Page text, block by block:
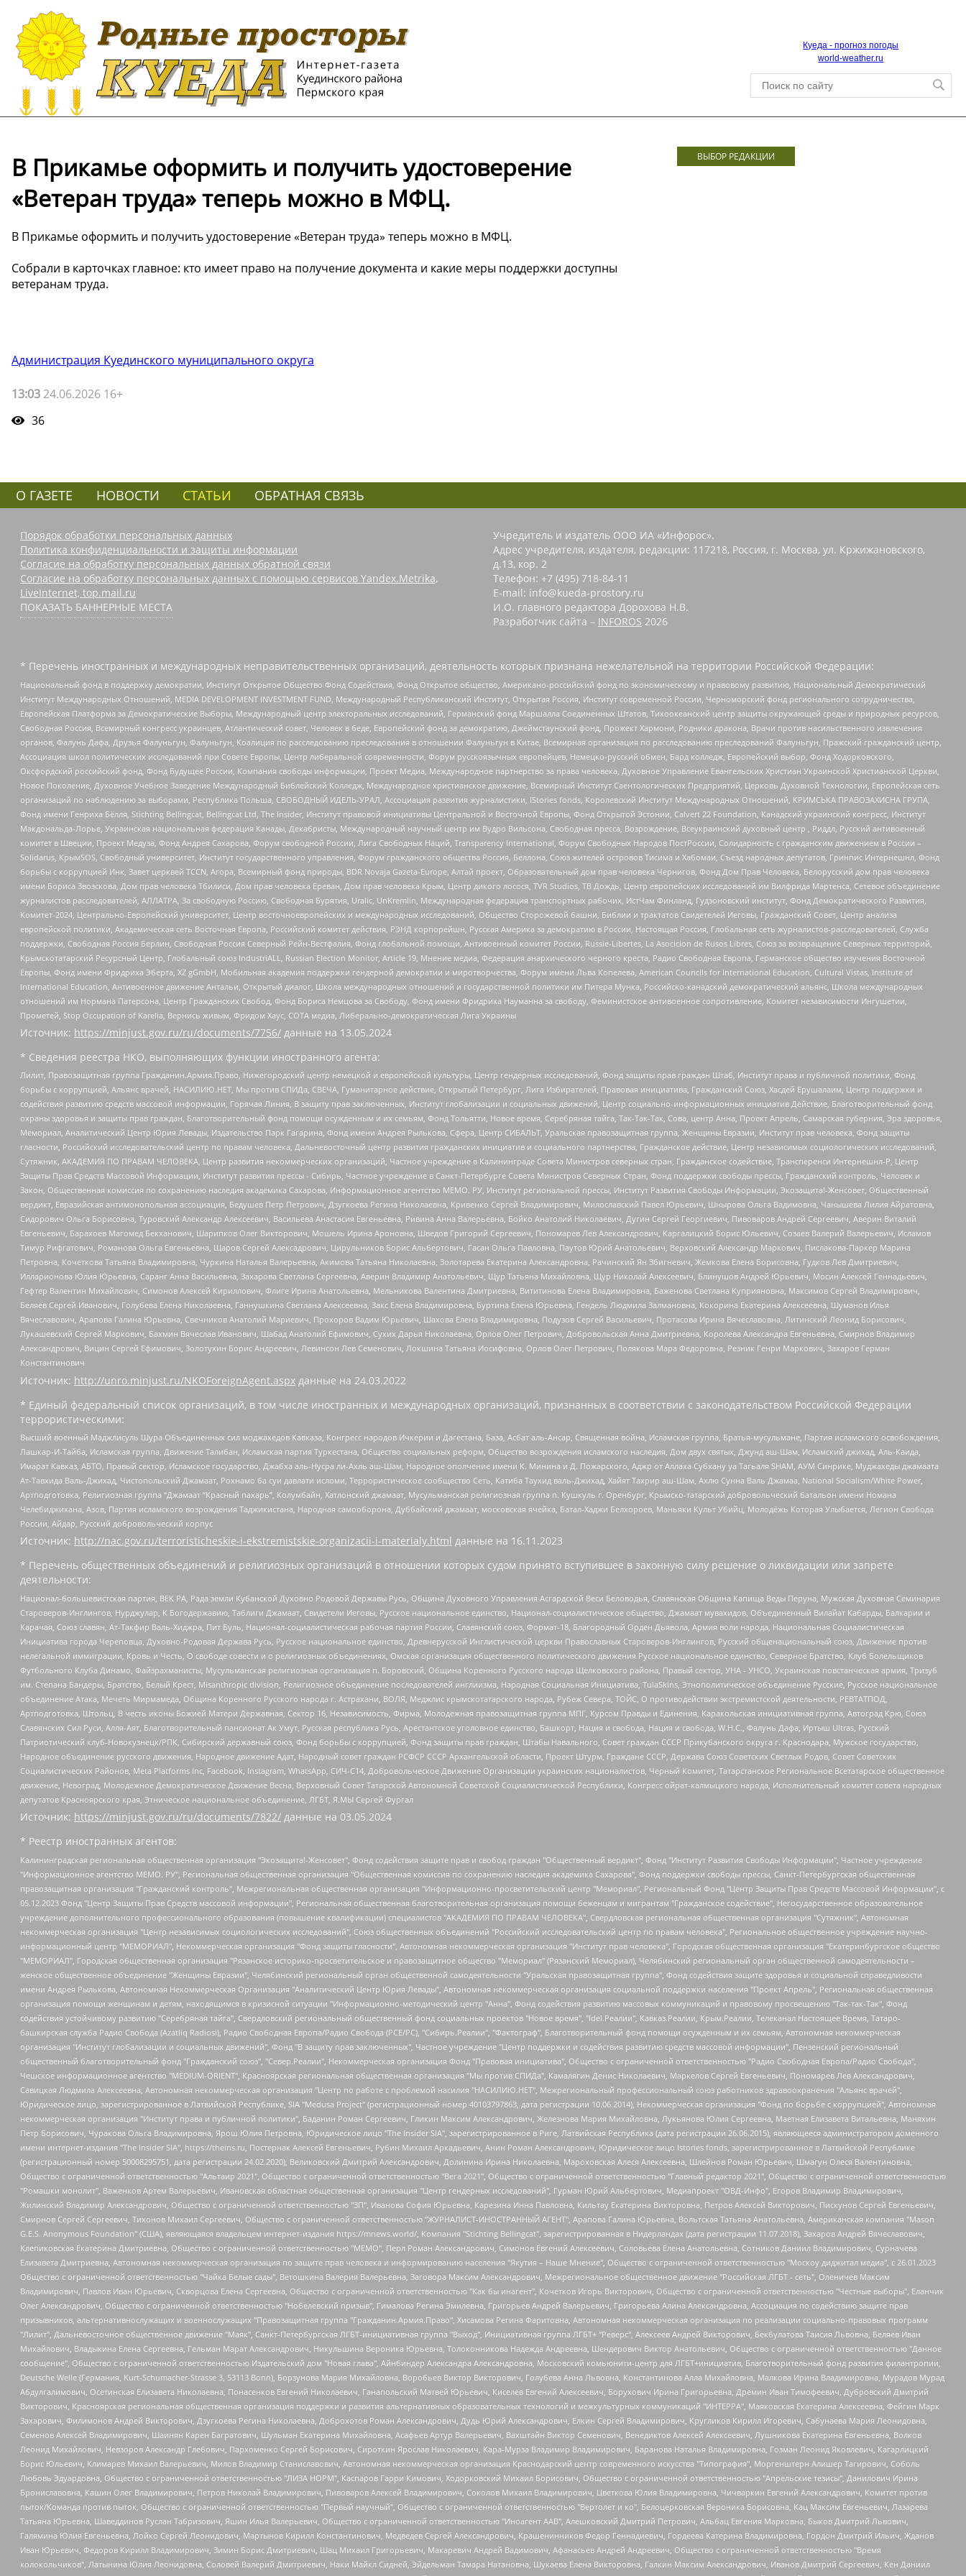
Куеда - прогноз погоды
world-weather.ru
В Прикамье оформить и получить удостоверение
«Ветеран труда» теперь можно в МФЦ.
В Прикамье оформить и получить удостоверение «Ветеран труда» теперь можно в МФЦ.
Собрали в карточках главное: кто имеет право на получение документа и какие меры поддержки доступны
ветеранам труда.
Администрация Куединского муниципального округа
13:03 24.06.2026 16+
36
ВЫБОР РЕДАКЦИИ
О ГАЗЕТЕ НОВОСТИ СТАТЬИ ОБРАТНАЯ СВЯЗЬ
Порядок обработки персональных данных
Политика конфиденциальности и защиты информации
Согласие на обработку персональных данных обратной связи
Согласие на обработку персональных данных с помощью сервисов Yandex.Metrika,
LiveInternet, top.mail.ru
ПОКАЗАТЬ БАННЕРНЫЕ МЕСТА
Учредитель и издатель ООО ИА «Инфорос».
Адрес учредителя, издателя, редакции: 117218, Россия, г. Москва, ул. Кржижановского,
д.13, кор. 2
Телефон: +7 (495) 718-84-11
E-mail: info@kueda-prostory.ru
И.О. главного редактора Дорохова Н.В.
Разработчик сайта – INFOROS 2026
* Перечень иностранных и международных неправительственных организаций, деятельность которых признана нежелательной на территории Российской Федерации:
Национальный фонд в поддержку демократии, Институт Открытое Общество Фонд Содействия, Фонд Открытое общество, Американо-российский фонд по экономическому и правовому развитию, Национальный Демократический
Институт Международных Отношений, MEDIA DEVELOPMENT INVESTMENT FUND, Международный Республиканский Институт, Открытая Россия, Институт современной России, Черноморский фонд регионального сотрудничества,
Европейская Платформа за Демократические Выборы, Международный центр электоральных исследований, Германский фонд Маршалла Соединенных Штатов, Тихоокеанский центр защиты окружающей среды и природных ресурсов,
Свободная Россия, Всемирный конгресс украинцев, Атлантический совет, Человек в беде, Европейский фонд за демократию, Джеймстаунский фонд, Прожект Хармони, Родники дракона, Врачи против насильственного извлечения
органов, Фалунь Дафа, Друзья Фалуньгун, Фалуньгун, Коалиция по расследованию преследования в отношении Фалуньгун в Китае, Всемирная организация по расследованию преследований Фалуньгун, Пражский гражданский центр,
Ассоциация школ политических исследований при Совете Европы, Центр либеральной современности, Форум русскоязычных европейцев, Немецко-русский обмен, Бард колледж, Европейский выбор, Фонд Ходорковского,
Оксфордский российский фонд, Фонд Будущее России, Компания свободы информации, Проект Медиа, Международное партнерство за права человека, Духовное Управление Евангельских Христиан Украинской Христианской Церкви,
Новое Поколение, Духовное Учебное Заведение Международный Библейский Колледж, Международное христианское движение, Всемирный Институт Саентологических Предприятий, Церковь Духовной Технологии, Европейская сеть
организаций по наблюдению за выборами, Республика Польша, СВОБОДНЫЙ ИДЕЛЬ-УРАЛ, Ассоциация развития журналистики, IStories fonds, Королевский Институт Международных Отношений, КРИМСЬКА ПРАВОЗАХИСНА ГРУПА,
Фонд имени Генриха Бёлля, Stichting Bellingcat, Bellingcat Ltd, The Insider, Институт правовой инициативы Центральной и Восточной Европы, Фонд Открытой Эстонии, Calvert 22 Foundation, Канадский украинский конгресс, Институт
Макдональда-Лорье, Украинская национальная федерация Канады, Декабристы, Международный научный центр им Вудро Вильсона, Свободная пресса, Возрождение, Всеукраинский духовный центр , Риддл, Русский антивоенный
комитет в Швеции, Проект Медуза, Фонд Андрея Сахарова, Форум свободной России, Лига Свободных Наций, Transparеncy International, Форум Свободных Народов ПостРоссии, Солидарность с гражданским движением в России –
Solidarus, КрымSOS, Свободный университет, Институт государственного управления, Форум гражданского общества Россия, Беллона, Союз жителей островов Тисима и Хабомаи, Съезд народных депутатов, Гринпис Интернешнл, Фонд
борьбы с коррупцией Инк, Завет церквей TCCN, Агора, Всемирный фонд природы, BDR Novaja Gazeta-Europe, Алтай проект, Образовательный дом прав человека Чернигов, Фонд Дом Прав Человека, Белорусский дом прав человека
имени Бориса Звозскова, Дом прав человека Тбилиси, Дом прав человека Ереван, Дом прав человека Крым, Центр дикого лосося, TVR Studios, ТВ Дождь, Центр европейских исследований им Вилфрида Мартенса, Сетевое объединение
журналистов расследователей, АЛЛАТРА, За свободную Россию, Свободная Бурятия, Uralic, UnKremlin, Международная федерация транспортных рабочих, ИстЧам Финланд, Гудзоновский институт, Фонд Демократического Развития,
Комитет-2024, Центрально-Европейский университет, Центр восточноевропейских и международных исследований, Общество Сторожевой башни, Библии и трактатов Свидетелей Иеговы, Гражданский Совет, Центр анализа
европейской политики, Академическая сеть Восточная Европа, Российский комитет действия, РЭНД корпорейшн, Русская Америка за демократию в России, Настоящая Россия, Глобальная сеть журналистов-расследователей, Служба
поддержки, Свободная Россия Берлин, Свободная Россия Северный Рейн-Вестфалия, Фонд глобальной помощи, Антивоенный комитет России, Russie-Libertes, La Asocicion de Rusos Libres, Союз за возвращение Северных территорий,
Крымскотатарский Ресурсный Центр, Глобальный союз IndustriALL, Russian Election Monitor, Article 19, Мнение медиа, Федерация анархического черного креста, Радио Свободная Европа, Германское общество изучения Восточной
Европы, Фонд имени Фридриха Эберта, XZ gGmbH, Мобильная академия поддержки гендерной демократии и миротворчества, Форум имени Льва Копелева, American Councils for International Education, Cultural Vistas, Institute of
International Education, Антивоенное движение Антальи, Открытый диалог, Школа международных отношений и государственной политики им Питера Мунка, Российско-канадский демократический альянс, Школа международных
отношений им Нормана Патерсона, Центр Гражданских Свобод, Фонд Бориса Немцова за Свободу, Фонд имени Фридриха Науманна за свободу, Феминистское антивоенное сопротивление, Комитет независимости Ингушетии,
Прометей, Stop Occupation of Karelia, Вернись живым, Фридом Хаус, СОТА медиа, Либерально-демократическая Лига Украины
Источник: https://minjust.gov.ru/ru/documents/7756/ данные на 13.05.2024
* Сведения реестра НКО, выполняющих функции иностранного агента:
Лилит, Правозащитная группа Гражданин.Армия.Право, Нижегородский центр немецкой и европейской культуры, Центр гендерных исследований, Фонд защиты прав граждан Штаб, Институт права и публичной политики, Фонд
борьбы с коррупцией, Альянс врачей, НАСИЛИЮ.НЕТ, Мы против СПИДа, СВЕЧА, Гуманитарное действие, Открытый Петербург, Лига Избирателей, Правовая инициатива, Гражданский Союз, Хасдей Ерушалаим, Центр поддержки и
содействия развитию средств массовой информации, Горячая Линия, В защиту прав заключенных, Институт глобализации и социальных движений, Центр социально-информационных инициатив Действие, Благотворительный фонд
охраны здоровья и защиты прав граждан, Благотворительный фонд помощи осужденным и их семьям, Фонд Тольятти, Новое время, Серебряная тайга, Так-Так-Так, Сова, центр Анна, Проект Апрель, Самарская губерния, Эра здоровья,
Мемориал, Аналитический Центр Юрия Левады, Издательство Парк Гагарина, Фонд имени Андрея Рылькова, Сфера, Центр СИБАЛЬТ, Уральская правозащитная группа, Женщины Евразии, Институт прав человека, Фонд защиты
гласности, Российский исследовательский центр по правам человека, Дальневосточный центр развития гражданских инициатив и социального партнерства, Гражданское действие, Центр независимых социологических исследований,
Сутяжник, АКАДЕМИЯ ПО ПРАВАМ ЧЕЛОВЕКА, Центр развития некоммерческих организаций, Частное учреждение в Калининграде Совета Министров северных стран, Гражданское содействие, Трансперенси Интернешнл-Р, Центр
Защиты Прав Средств Массовой Информации, Институт развития прессы - Сибирь, Частное учреждение в Санкт-Петербурге Совета Министров Северных Стран, Фонд поддержки свободы прессы, Гражданский контроль, Человек и
Закон, Общественная комиссия по сохранению наследия академика Сахарова, Информационное агентство МЕМО. РУ, Институт региональной прессы, Институт Развития Свободы Информации, Экозащита!-Женсовет, Общественный
вердикт, Евразийская антимонопольная ассоциация, Бедушев Петр Петрович, Дзугкоева Регина Николаевна, Кривенко Сергей Владимирович, Милославский Павел Юрьевич, Шнырова Ольга Вадимовна, Чанышева Лилия Айратовна,
Сидорович Ольга Борисовна, Туровский Александр Алексеевич, Васильева Анастасия Евгеньевна, Ривина Анна Валерьевна, Бойко Анатолий Николаевич, Дугин Сергей Георгиевич, Пивоваров Андрей Сергеевич, Аверин Виталий
Евгеньевич, Барахоев Магомед Бекханович, Шарипков Олег Викторович, Мошель Ирина Ароновна, Шведов Григорий Сергеевич, Пономарев Лев Александрович, Каргалицкий Борис Юльевич, Созаев Валерий Валерьевич, Исламов
Тимур Рифгатович, Романова Ольга Евгеньевна, Щаров Сергей Алексадрович, Цирульников Борис Альбертович, Гасан Ольга Павловна, Паутов Юрий Анатольевич, Верховский Александр Маркович, Пислакова-Паркер Марина
Петровна, Кочеткова Татьяна Владимировна, Чуркина Наталья Валерьевна, Акимова Татьяна Николаевна, Золотарева Екатерина Александровна, Рачинский Ян Збигневич, Жемкова Елена Борисовна, Гудков Лев Дмитриевич,
Илларионова Юлия Юрьевна, Саранг Анна Васильевна, Захарова Светлана Сергеевна, Аверин Владимир Анатольевич, Щур Татьяна Михайловна, Щур Николай Алексеевич, Блинушов Андрей Юрьевич, Мосин Алексей Геннадьевич,
Гефтер Валентин Михайлович, Симонов Алексей Кириллович, Флиге Ирина Анатольевна, Мельникова Валентина Дмитриевна, Вититинова Елена Владимировна, Баженова Светлана Куприяновна, Максимов Сергей Владимирович,
Беляев Сергей Иванович, Голубева Елена Николаевна, Ганнушкина Светлана Алексеевна, Закс Елена Владимировна, Буртина Елена Юрьевна, Гендель Людмила Залмановна, Кокорина Екатерина Алексеевна, Шуманов Илья
Вячеславович, Арапова Галина Юрьевна, Свечников Анатолий Мариевич, Прохоров Вадим Юрьевич, Шахова Елена Владимировна, Подузов Сергей Васильевич, Протасова Ирина Вячеславовна, Литинский Леонид Борисович,
Лукашевский Сергей Маркович, Бахмин Вячеслав Иванович, Шабад Анатолий Ефимович, Сухих Дарья Николаевна, Орлов Олег Петрович, Добровольская Анна Дмитриевна, Королева Александра Евгеньевна, Смирнов Владимир
Александрович, Вицин Сергей Ефимович, Золотухин Борис Андреевич, Левинсон Лев Семенович, Локшина Татьяна Иосифовна, Орлов Олег Петрович, Полякова Мара Федоровна, Резник Генри Маркович, Захаров Герман
Константинович
Источник: http://unro.minjust.ru/NKOForeignAgent.aspx данные на 24.03.2022
* Единый федеральный список организаций, в том числе иностранных и международных организаций, признанных в соответствии с законодательством Российской Федерации
террористическими:
Высший военный Маджлисуль Шура Объединенных сил моджахедов Кавказа, Конгресс народов Ичкерии и Дагестана, База, Асбат аль-Ансар, Священная война, Исламская группа, Братья-мусульмане, Партия исламского освобождения,
Лашкар-И-Тайба, Исламская группа, Движение Талибан, Исламская партия Туркестана, Общество социальных реформ, Общество возрождения исламского наследия, Дом двух святых, Джунд аш-Шам, Исламский джихад, Аль-Каида,
Имарат Кавказ, АБТО, Правый сектор, Исламское государство, Джабха аль-Нусра ли-Ахль аш-Шам, Народное ополчение имени К. Минина и Д. Пожарского, Аджр от Аллаха Субхану уа Тагьаля SHAM, АУМ Синрике, Муджахеды джамаата
Ат-Тавхида Валь-Джихад, Чистопольский Джамаат, Рохнамо ба суи давлати исломи, Террористическое сообщество Сеть, Катиба Таухид валь-Джихад, Хайят Тахрир аш-Шам, Ахлю Сунна Валь Джамаа, National Socialism/White Power,
Артподготовка, Религиозная группа “Джамаат “Красный пахарь”, Колумбайн, Хатлонский джамаат, Мусульманская религиозная группа п. Кушкуль г. Оренбург, Крымско-татарский добровольческий батальон имени Номана
Челебиджихана, Азов, Партия исламского возрождения Таджикистана, Народная самооборона, Дуббайский джамаат, московская ячейка, Батал-Хаджи Белхороев, Маньяки Культ Убийц, Молодёжь Которая Улыбается, Легион Свобода
России, Айдар, Русский добровольческий корпус
Источник: http://nac.gov.ru/terroristicheskie-i-ekstremistskie-organizacii-i-materialy.html данные на 16.11.2023
* Перечень общественных объединений и религиозных организаций в отношении которых судом принято вступившее в законную силу решение о ликвидации или запрете
деятельности:
Национал-большевистская партия, ВЕК РА, Рада земли Кубанской Духовно Родовой Державы Русь, Община Духовного Управления Асгардской Веси Беловодья, Славянская Община Капища Веды Перуна, Мужская Духовная Семинария
Староверов-Инглингов, Нурджулар, К Богодержавию, Таблиги Джамаат, Свидетели Иеговы, Русское национальное единство, Национал-социалистическое общество, Джамаат мувахидов, Объединенный Вилайат Кабарды, Балкарии и
Карачая, Союз славян, Ат-Такфир Валь-Хиджра, Пит Буль, Национал-социалистическая рабочая партия России, Славянский союз, Формат-18, Благородный Орден Дьявола, Армия воли народа, Национальная Социалистическая
Инициатива города Череповца, Духовно-Родовая Держава Русь, Русское национальное единство, Древнерусской Инглистической церкви Православных Староверов-Инглингов, Русский общенациональный союз, Движение против
нелегальной иммиграции, Кровь и Честь, О свободе совести и о религиозных объединениях, Омская организация общественного политического движения Русское национальное единство, Северное Братство, Клуб Болельщиков
Футбольного Клуба Динамо, Файзрахманисты, Мусульманская религиозная организация п. Боровский, Община Коренного Русского народа Щелковского района, Правый сектор, УНА - УНСО, Украинская повстанческая армия, Тризуб
им. Степана Бандеры, Братство, Белый Крест, Misanthropic division, Религиозное объединение последователей инглиизма, Народная Социальная Инициатива, TulaSkins, Этнополитическое объединение Русские, Русское национальное
объединение Атака, Мечеть Мирмамеда, Община Коренного Русского народа г. Астрахани, ВОЛЯ, Меджлис крымскотатарского народа, Рубеж Севера, ТОЙС, О противодействии экстремистской деятельности, РЕВТАТПОД,
Артподготовка, Штольц, В честь иконы Божией Матери Державная, Сектор 16, Независимость, Фирма, Молодежная правозащитная группа МПГ, Курсом Правды и Единения, Каракольская инициативная группа, Автоград Крю, Союз
Славянских Сил Руси, Алля-Аят, Благотворительный пансионат Ак Умут, Русская республика Русь, Арестантское уголовное единство, Башкорт, Нация и свобода, Нация и свобода, W.H.С., Фалунь Дафа, Иртыш Ultras, Русский
Патриотический клуб-Новокузнецк/РПК, Сибирский державный союз, Фонд борьбы с коррупцией, Фонд защиты прав граждан, Штабы Навального, Совет граждан СССР Прикубанского округа г. Краснодара, Мужское государство,
Народное объединение русского движения, Народное движение Адат, Народный совет граждан РСФСР СССР Архангельской области, Проект Штурм, Граждане СССР, Держава Союз Советских Светлых Родов, Совет Советских
Социалистических Районов, Meta Platforms Inc, Facebook, Instagram, WhatsApp, СИЧ-С14, Добровольческое Движение Организации украинских националистов, Черный Комитет, Татарстанское Региональное Всетатарское общественное
движение, Невоград, Молодежное Демократическое Движение Весна, Верховный Совет Татарской Автономной Советской Социалистической Республики, Конгресс ойрат-калмыцкого народа, Исполнительный комитет совета народных
депутатов Красноярского края, Этническое национальное объединение, ЛГБТ, Я.МЫ Сергей Фургал
Источник: https://minjust.gov.ru/ru/documents/7822/ данные на 03.05.2024
* Реестр иностранных агентов:
Калининградская региональная общественная организация "Экозащита!-Женсовет", Фонд содействия защите прав и свобод граждан "Общественный вердикт", Фонд "Институт Развития Свободы Информации", Частное учреждение "Информационное агентство МЕМО. РУ", Региональная общественная организация "Общественная комиссия по сохранению наследия академика Сахарова", Фонд поддержки свободы прессы, Санкт-Петербургская общественная правозащитная организация "Гражданский контроль", Межрегиональная общественная организация "Информационно-просветительский центр "Мемориал", Региональный Фонд "Центр Защиты Прав Средств Массовой Информации", с 05.12.2023 Фонд "Центр Защиты Прав Средств массовой информации", Региональная общественная благотворительная организация помощи беженцам и мигрантам "Гражданское содействие", Негосударственное образовательное учреждение дополнительного профессионального образования (повышение квалификации) специалистов "АКАДЕМИЯ ПО ПРАВАМ ЧЕЛОВЕКА", Свердловская региональная общественная организация "Сутяжник", Автономная некоммерческая организация "Центр независимых социологических исследований", Союз общественных объединений "Российский исследовательский центр по правам человека", Региональное общественное учреждение научно-информационный центр "МЕМОРИАЛ", Некоммерческая организация "Фонд защиты гласности", Автономная некоммерческая организация "Институт прав человека", Городская общественная организация "Екатеринбургское общество "МЕМОРИАЛ", Городская общественная организация "Рязанское историко-просветительское и правозащитное общество "Мемориал" (Рязанский Мемориал), Челябинский региональный орган общественной самодеятельности – женское общественное объединение "Женщины Евразии", Челябинский региональный орган общественной самодеятельности "Уральская правозащитная группа", Фонд содействия защите здоровья и социальной справедливости имени Андрея Рылькова, Автономная Некоммерческая Организация "Аналитический Центр Юрия Левады", Автономная некоммерческая организация социальной поддержки населения "Проект Апрель", Региональная общественная организация помощи женщинам и детям, находящимся в кризисной ситуации "Информационно-методический центр "Анна", Фонд содействия развитию массовых коммуникаций и правовому просвещению "Так-так-Так", Фонд содействия устойчивому развитию "Серебряная тайга", Свердловский региональный общественный фонд социальных проектов "Новое время", "Idel.Реалии", Кавказ.Реалии, Крым.Реалии, Телеканал Настоящее Время, Татаро-башкирская служба Радио Свобода (Azatliq Radiosi), Радио Свободная Европа/Радио Свобода (PCE/PC), "Сибирь.Реалии", "Фактограф", Благотворительный фонд помощи осужденным и их семьям, Автономная некоммерческая организация "Институт глобализации и социальных движений", Фонд "В защиту прав заключенных", Частное учреждение "Центр поддержки и содействия развитию средств массовой информации", Пензенский региональный общественный благотворительный фонд "Гражданский союз", "Север.Реалии", Некоммерческая организация Фонд "Правовая инициатива", Общество с ограниченной ответственностью "Радио Свободная Европа/Радио Свобода", Чешское информационное агентство "MEDIUM-ORIENT", Красноярская региональная общественная организация "Мы против СПИДа", Камалягин Денис Николаевич, Маркелов Сергей Евгеньевич, Пономарев Лев Александрович, Савицкая Людмила Алексеевна, Автономная некоммерческая организация "Центр по работе с проблемой насилия "НАСИЛИЮ.НЕТ", Межрегиональный профессиональный союз работников здравоохранения "Альянс врачей", Юридическое лицо, зарегистрированное в Латвийской Республике, SIA "Medusa Project" (регистрационный номер 40103797863, дата регистрации 10.06.2014), Некоммерческая организация "Фонд по борьбе с коррупцией", Автономная некоммерческая организация "Институт права и публичной политики", Баданин Роман Сергеевич, Гликин Максим Александрович, Железнова Мария Михайловна, Лукьянова Юлия Сергеевна, Маетная Елизавета Витальевна, Маняхин Петр Борисович, Чуракова Ольга Владимировна, Ярош Юлия Петровна, Юридическое лицо "The Insider SIA", зарегистрированное в Риге, Латвийская Республика (дата регистрации 26.06.2015), являющееся администратором доменного имени интернет-издания "The Insider SIA", https://theins.ru, Постернак Алексей Евгеньевич, Рубин Михаил Аркадьевич, Анин Роман Александрович, Юридическое лицо Istories fonds, зарегистрированное в Латвийской Республике (регистрационный номер 50008295751, дата регистрации 24.02.2020), Великовский Дмитрий Александрович, Долинина Ирина Николаевна, Мароховская Алеся Алексеевна, Шлейнов Роман Юрьевич, Шмагун Олеся Валентиновна, Общество с ограниченной ответственностью "Альтаир 2021", Общество с ограниченной ответственностью "Вега 2021", Общество с ограниченной ответственностью "Главный редактор 2021", Общество с ограниченной ответственностью "Ромашки монолит", Важенков Артем Валерьевич, Ивановская областная общественная организация "Центр гендерных исследований", Гурман Юрий Альбертович, Медиапроект "ОВД-Инфо", Егоров Владимир Владимирович, Жилинский Владимир Александрович, Общество с ограниченной ответственностью "ЗП", Иванова София Юрьевна, Карезина Инна Павловна, Кильтау Екатерина Викторовна, Петров Алексей Викторович, Пискунов Сергей Евгеньевич, Смирнов Сергей Сергеевич, Тихонов Михаил Сергеевич, Общество с ограниченной ответственностью "ЖУРНАЛИСТ-ИНОСТРАННЫЙ АГЕНТ", Арапова Галина Юрьевна, Вольтская Татьяна Анатольевна, Американская компания "Mason G.E.S. Anonymous Foundation" (США), являющаяся владельцем интернет-издания https://mnews.world/, Компания "Stichting Bellingcat", зарегистрированная в Нидерландах (дата регистрации 11.07.2018), Захаров Андрей Вячеславович, Клепиковская Екатерина Дмитриевна, Общество с ограниченной ответственностью "МЕМО", Перл Роман Александрович, Симонов Евгений Алексеевич, Соловьева Елена Анатольевна, Сотников Даниил Владимирович, Сурначева Елизавета Дмитриевна, Автономная некоммерческая организация по защите прав человека и информированию населения "Якутия – Наше Мнение", Общество с ограниченной ответственностью "Москоу диджитал медиа", с 26.01.2023 Общество с ограниченной ответственностью "Чайка Белые сады", Ветошкина Валерия Валерьевна, Заговора Максим Александрович, Межрегиональное общественное движение "Российская ЛГБТ - сеть", Оленичев Максим Владимирович, Павлов Иван Юрьевич, Скворцова Елена Сергеевна, Общество с ограниченной ответственностью "Как бы инагент", Кочетков Игорь Викторович, Общество с ограниченной ответственностью "Честные выборы", Еланчик Олег Александрович, Общество с ограниченной ответственностью "Нобелевский призыв", Гималова Регина Эмилевна, Григорьев Андрей Валерьевич, Григорьева Алина Александровна, Ассоциация по содействию защите прав призывников, альтернативнослужащих и военнослужащих "Правозащитная группа "Гражданин.Армия.Право", Хисамова Регина Фаритовна, Автономная некоммерческая организация по реализации социально-правовых программ "Лилит", Дальневосточное общественное движение "Маяк", Санкт-Петербургская ЛГБТ-инициативная группа "Выход", Инициативная группа ЛГБТ+ "Реверс", Алексеев Андрей Викторович, Бекбулатова Таисия Львовна, Беляев Иван Михайлович, Владыкина Елена Сергеевна, Гельман Марат Александрович, Никульшина Вероника Юрьевна, Толоконникова Надежда Андреевна, Шендерович Виктор Анатольевич, Общество с ограниченной ответственностью "Данное сообщение", Общество с ограниченной ответственностью Издательский дом "Новая глава", Айнбиндер Александра Александровна, Московский комьюнити-центр для ЛГБТ+инициатив, Благотворительный фонд развития филантропии, Deutsche Welle (Германия, Kurt-Schumacher-Strasse 3, 53113 Bonn), Борзунова Мария Михайловна, Воробьев Виктор Викторович, Голубева Анна Львовна, Константинова Алла Михайловна, Малкова Ирина Владимировна, Мурадов Мурад Абдулгалимович, Осетинская Елизавета Николаевна, Понасенков Евгений Николаевич, Ганапольский Матвей Юрьевич, Киселев Евгений Алексеевич, Борухович Ирина Григорьевна, Дремин Иван Тимофеевич, Дубровский Дмитрий Викторович, Красноярская региональная общественная организация поддержки и развития альтернативных образовательных технологий и межкультурных коммуникаций "ИНТЕРРА", Маяковская Екатерина Алексеевна, Фейгин Марк Захарович, Филимонов Андрей Викторович, Дзугкоева Регина Николаевна, Доброхотов Роман Александрович, Дудь Юрий Александрович, Елкин Сергей Владимирович, Кругликов Кирилл Игоревич, Сабунаева Мария Леонидовна, Семенов Алексей Владимирович, Шаинян Карен Багратович, Шульман Екатерина Михайловна, Асафьев Артур Валерьевич, Вахштайн Виктор Семенович, Венедиктов Алексей Алексеевич, Лушникова Екатерина Евгеньевна, Волков Леонид Михайлович, Невзоров Александр Глебович, Пархоменко Сергей Борисович, Сироткин Ярослав Николаевич, Кара-Мурза Владимир Владимирович, Баранова Наталья Владимировна, Гозман Леонид Яковлевич, Кагарлицкий Борис Юльевич, Климарев Михаил Валерьевич, Милов Владимир Станиславович, Автономная некоммерческая организация Краснодарский центр современного искусства "Типография", Моргенштерн Алишер Тагирович, Соболь Любовь Эдуардовна, Общество с ограниченной ответственностью "ЛИЗА НОРМ", Каспаров Гарри Кимович, Ходорковский Михаил Борисович, Общество с ограниченной ответственностью "Апрельские тезисы", Данилович Ирина Брониславовна, Кашин Олег Владимирович, Петров Николай Владимирович, Пивоваров Алексей Владимирович, Соколов Михаил Владимирович, Цветкова Юлия Владимировна, Чичваркин Евгений Александрович, Комитет против пыток/Команда против пыток, Общество с ограниченной ответственностью "Первый научный", Общество с ограниченной ответственностью "Вертолет и ко", Белоцерковская Вероника Борисовна, Кац Максим Евгеньевич, Лазарева Татьяна Юрьевна, Шаведдинов Руслан Табризович, Яшин Илья Валерьевич, Общество с ограниченной ответственностью "Иноагент ААВ", Алешковский Дмитрий Петрович, Альбац Евгения Марковна, Быков Дмитрий Львович, Галямина Юлия Евгеньевна, Лойко Сергей Леонидович, Мартынов Кирилл Константинович, Медведев Сергей Александрович, Крашенинников Федор Геннадиевич, Гордеева Катерина Вл